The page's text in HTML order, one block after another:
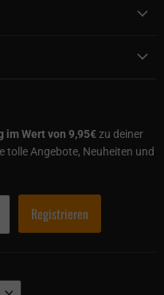
im Wert von 9,95€zu deiner
tolle Angebote, Neuheiten und
Registrieren